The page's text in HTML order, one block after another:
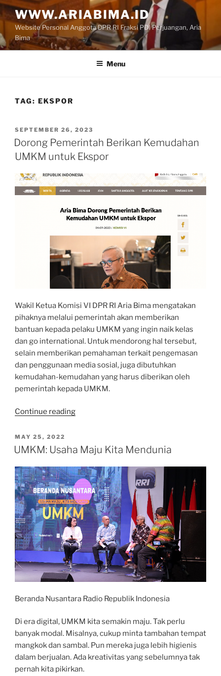
Skip
to
content
WWW.ARIABIMA.ID
Website Personal Anggota DPR RI Fraksi PDI Perjuangan, Aria
Bima
Menu
TAG: EKSPOR
POSTED
ON
SEPTEMBER 26, 2023
Dorong Pemerintah Berikan Kemudahan
UMKM untuk Ekspor
Wakil Ketua Komisi VI DPR RI Aria Bima mengatakan
pihaknya melalui pemerintah akan memberikan
bantuan kepada pelaku UMKM yang ingin naik kelas
dan go international. Untuk mendorong hal tersebut,
selain memberikan pemahaman terkait pengemasan
dan penggunaan media sosial, juga dibutuhkan
kemudahan-kemudahan yang harus diberikan oleh
pemerintah kepada UMKM.
Continue reading“Dorong
Kemudahan
untuk
Ekspor”
POSTED
ON
MAY 25, 2022
UMKM: Usaha Maju Kita Mendunia
Beranda Nusantara Radio Republik Indonesia
Di era digital, UMKM kita semakin maju. Tak perlu
banyak modal. Misalnya, cukup minta tambahan tempat
mangkok dan sambal. Pun mereka juga lebih higienis
dalam berjualan. Ada kreativitas yang sebelumnya tak
pernah kita pikirkan.